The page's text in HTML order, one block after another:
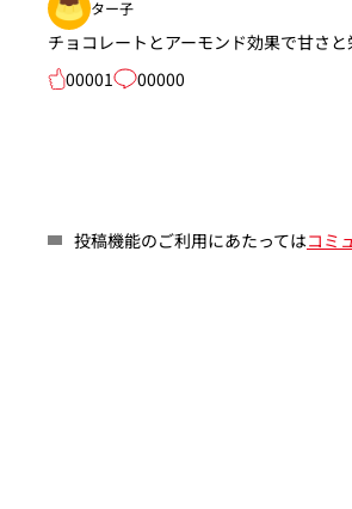
ター子
チョコレートとアーモンド効果で甘さ
00001
00000
投稿機能のご利用にあたってはコミ